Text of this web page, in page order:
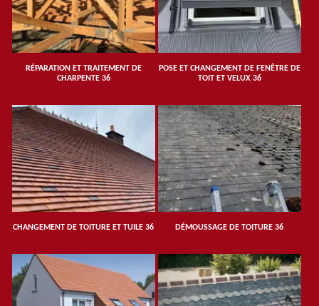
RÉPARATION ET TRAITEMENT DE
CHARPENTE 36
POSE ET CHANGEMENT DE FENÊTRE DE
TOIT ET VELUX 36
CHANGEMENT DE TOITURE ET TUILE 36 DÉMOUSSAGE DE TOITURE 36